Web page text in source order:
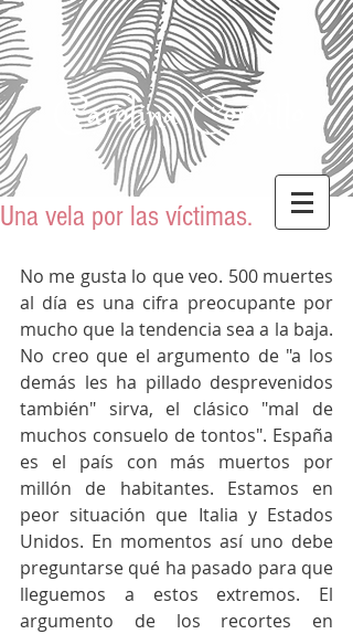
Carolina Corvillo
Una vela por las víctimas.
No me gusta lo que veo. 500 muertes
al día es una cifra preocupante por
mucho que la tendencia sea a la baja.
No creo que el argumento de "a los
demás les ha pillado desprevenidos
también" sirva, el clásico "mal de
muchos consuelo de tontos". España
es el país con más muertos por
millón de habitantes. Estamos en
peor situación que Italia y Estados
Unidos. En momentos así uno debe
preguntarse qué ha pasado para que
lleguemos a estos extremos. El
argumento de los recortes en